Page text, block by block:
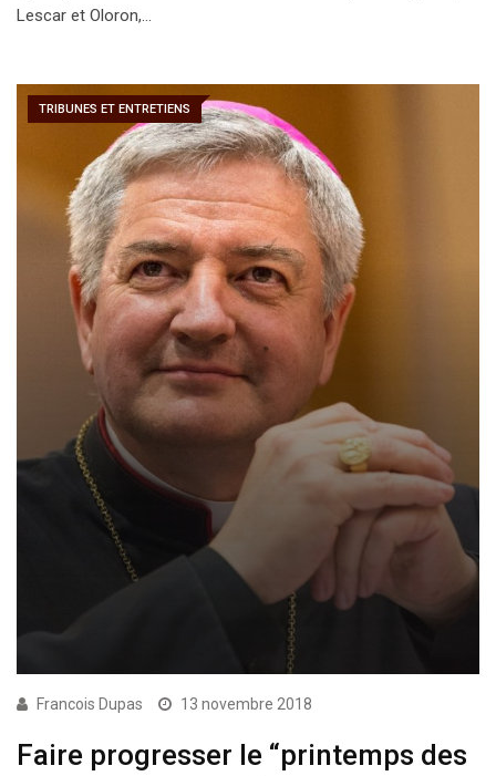
Lescar et Oloron,…
TRIBUNES ET ENTRETIENS
Francois Dupas 13 novembre 2018
Faire progresser le “printemps des